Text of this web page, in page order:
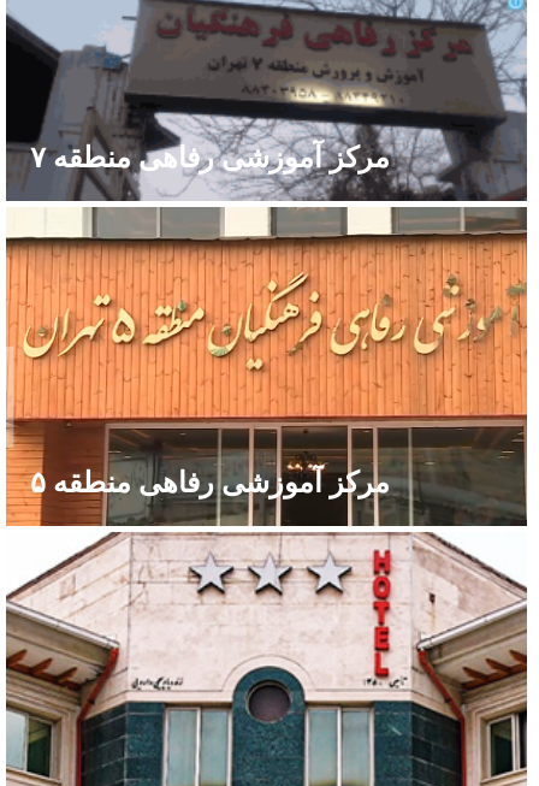
مرکز آموزشی رفاهی منطقه ۷
مرکز آموزشی رفاهی منطقه ۵